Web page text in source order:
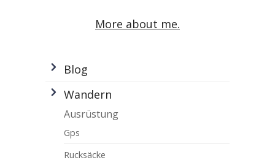
More about me.
Blog
Wandern
Ausrüstung
Gps
Rucksäcke